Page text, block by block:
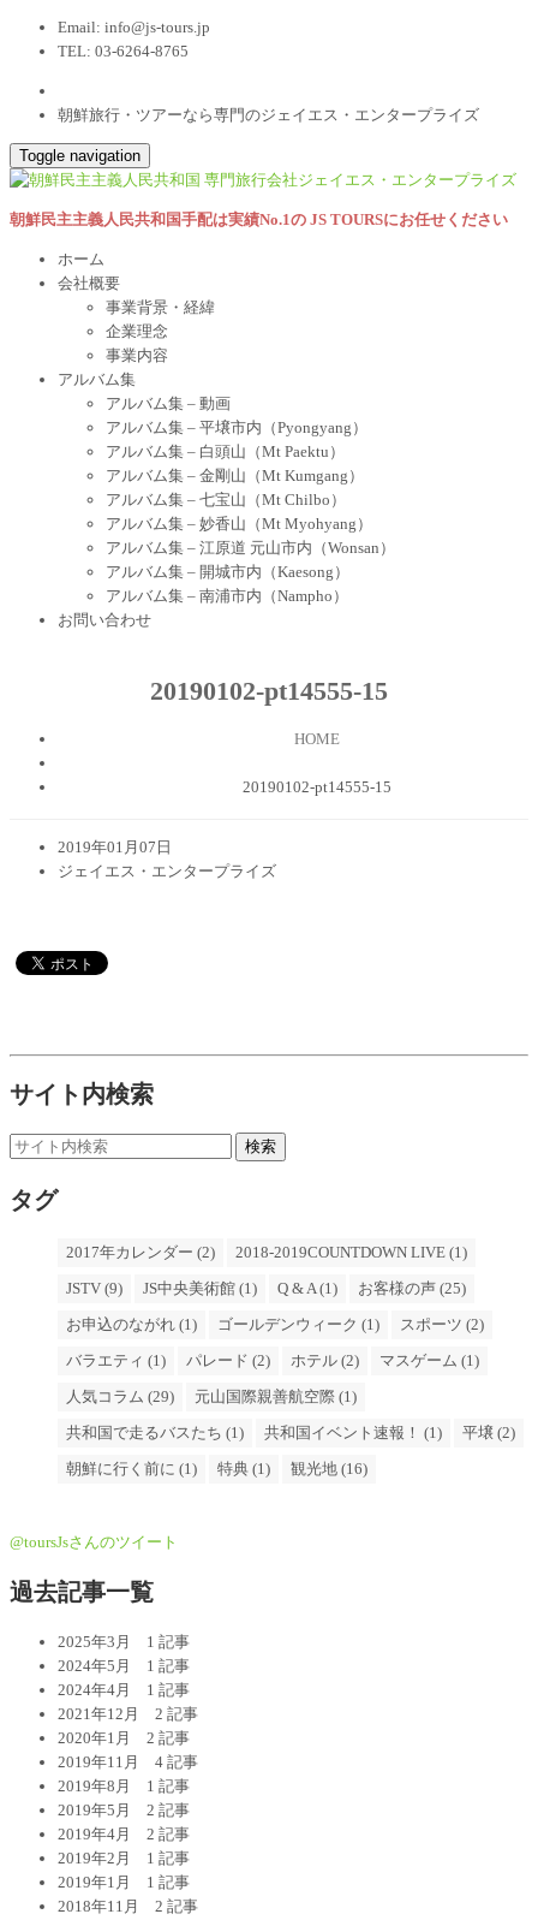
Email: info@js-tours.jp
TEL: 03-6264-8765
朝鮮旅行・ツアーなら専門のジェイエス・エンタープライズ
Toggle navigation
朝鮮民主主義人民共和国手配は実績No.1の JS TOURSにお任せください
ホーム
会社概要
事業背景・経緯
企業理念
事業内容
アルバム集
アルバム集 – 動画
アルバム集 – 平壌市内（Pyongyang）
アルバム集 – 白頭山（Mt Paektu）
アルバム集 – 金剛山（Mt Kumgang）
アルバム集 – 七宝山（Mt Chilbo）
アルバム集 – 妙香山（Mt Myohyang）
アルバム集 – 江原道 元山市内（Wonsan）
アルバム集 – 開城市内（Kaesong）
アルバム集 – 南浦市内（Nampho）
お問い合わせ
20190102-pt14555-15
HOME
20190102-pt14555-15
2019年01月07日
ジェイエス・エンタープライズ
サイト内検索
タグ
2017年カレンダー (2)
2018-2019COUNTDOWN LIVE (1)
JSTV (9)
JS中央美術館 (1) Q & A (1)
お客様の声 (25)
お申込のながれ (1)
ゴールデンウィーク (1)
スポーツ (2)
バラエティ (1)
パレード (2) ホテル (2)
マスゲーム (1)
人気コラム (29)
元山国際親善航空際 (1)
共和国で走るバスたち (1)
共和国イベント速報！ (1)
平壌 (2)
朝鮮に行く前に (1)
特典 (1) 観光地 (16)
@toursJsさんのツイート
過去記事一覧
2025年3月 1 記事
2024年5月 1 記事
2024年4月 1 記事
2021年12月 2 記事
2020年1月 2 記事
2019年11月 4 記事
2019年8月 1 記事
2019年5月 2 記事
2019年4月 2 記事
2019年2月 1 記事
2019年1月 1 記事
2018年11月 2 記事